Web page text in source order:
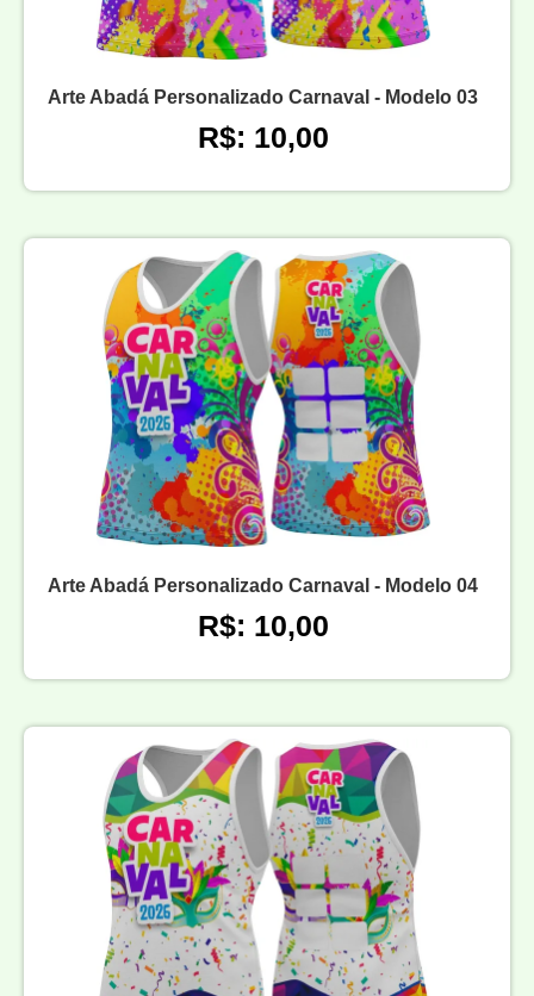
Arte Abadá Personalizado Carnaval - Modelo 03
R$: 10,00
Arte Abadá Personalizado Carnaval - Modelo 04
R$: 10,00